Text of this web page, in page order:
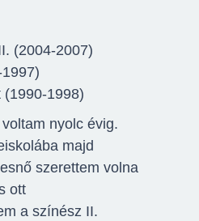
(2004-2007)
1998)
nyolc évig.
majd
szerettem volna
ott
a színész II.